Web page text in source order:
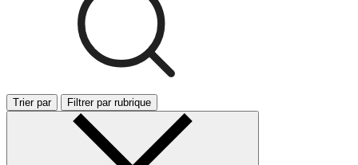
Trier par Filtrer par rubrique